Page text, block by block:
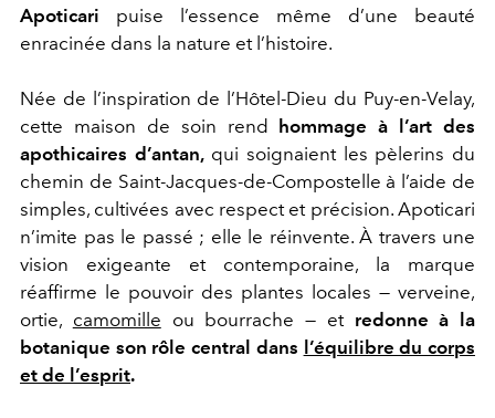
Apoticari puise l’essence même d’une beauté
enracinée dans la nature et l’histoire.
Née de l’inspiration de l’Hôtel-Dieu du Puy-en-Velay,
cette maison de soin rend
hommage à l’art des
apothicaires d’antan,qui soignaient les pèlerins du
chemin de Saint-Jacques-de-Compostelle à l’aide de
simples, cultivées avec respect et précision. Apoticari
n’imite pas le passé ; elle le réinvente. À travers une
vision exigeante et contemporaine, la marque
réaffirme le pouvoir des plantes locales — verveine,
ortie, camomille ou bourrache — et redonne à la
botanique son rôle central dans l’équilibre du corps
et de l’esprit.